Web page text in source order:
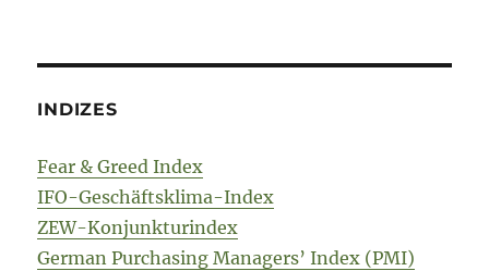
INDIZES
Fear & Greed Index
IFO-Geschäftsklima-Index
ZEW-Konjunkturindex
German Purchasing Managers’ Index (PMI)